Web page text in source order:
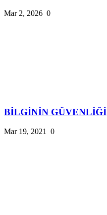
Mar 2, 2026 0
BİLGİNİN GÜVENLİĞİ
Mar 19, 2021 0